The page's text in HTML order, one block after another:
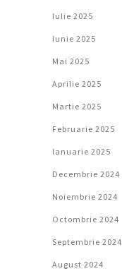
Iulie 2025
Iunie 2025
Mai 2025
Aprilie 2025
Martie 2025
Februarie 2025
Ianuarie 2025
Decembrie 2024
Noiembrie 2024
Octombrie 2024
Septembrie 2024
August 2024